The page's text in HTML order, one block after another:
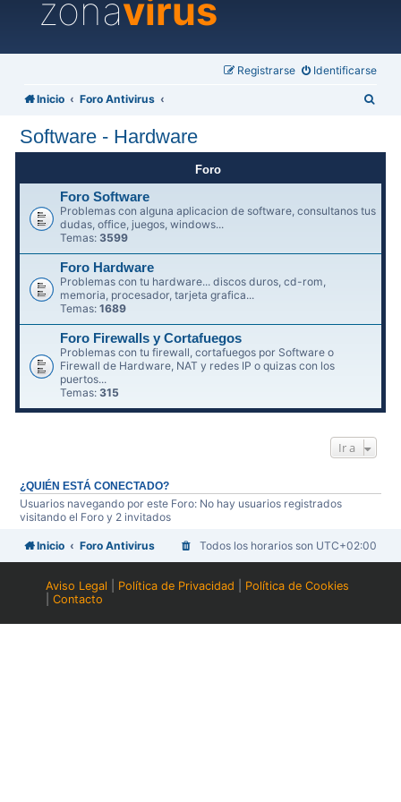
zonavirus
Identificarse
Registrarse
Inicio Foro Antivirus
Software - Hardware
Foro
Foro Software
Problemas con alguna aplicacion de software, consultanos tus
dudas, office, juegos, windows...
Temas: 3599
Foro Hardware
Problemas con tu hardware... discos duros, cd-rom,
memoria, procesador, tarjeta grafica...
Temas:1689
Foro Firewalls y Cortafuegos
Problemas con tu firewall, cortafuegos por Software o
Firewall de Hardware, NAT y redes IP o quizas con los
puertos...
Temas:315
Ir a
¿QUIÉN ESTÁ CONECTADO?
Usuarios navegando por este Foro: No hay usuarios registrados
visitando el Foro y 2 invitados
Inicio Foro Antivirus Todos los horarios son UTC+02:00
Aviso Legal Política de Privacidad
Política de Cookies
|Contacto